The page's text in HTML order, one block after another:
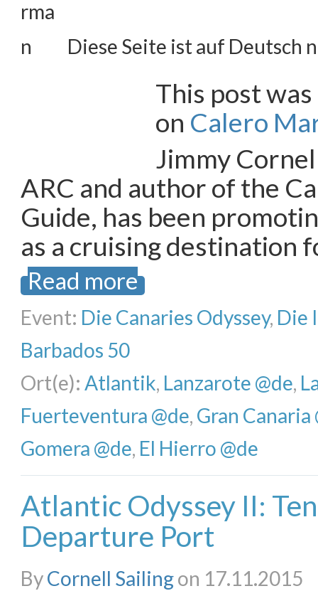
Diese Seite ist auf Deutsch
This post
on Calero
Jimmy
ARC and author of the
Guide, has been
as a cruising destination
Read more
Event: Die Canaries Odyssey, Die
Barbados 50
Ort(e): Atlantik, Lanzarote @de,
Fuerteventura @de, Gran Canaria
Gomera @de, El Hierro @de
Atlantic Odyssey II:
Departure Port
ByCornell Sailingon 17.11.2015